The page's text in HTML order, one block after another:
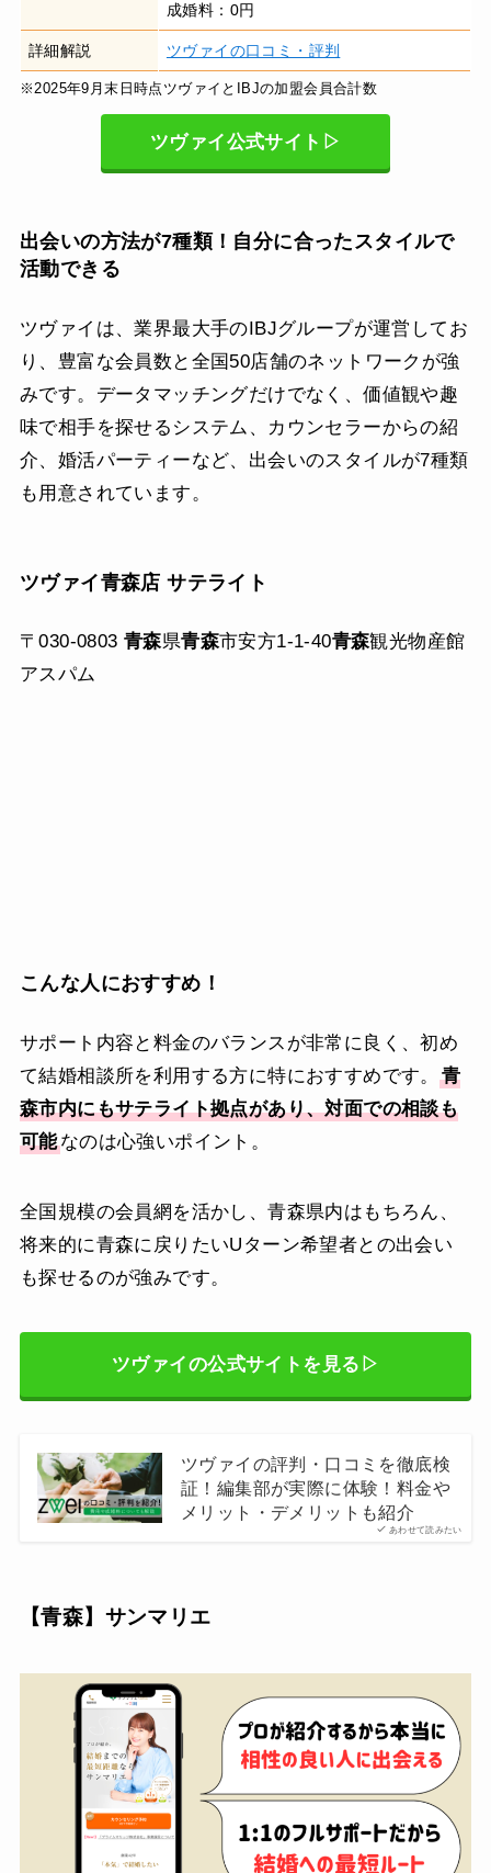
成婚料：0円
詳細解説 ツヴァイの口コミ・評判
※2025年9月末日時点ツヴァイとIBJの加盟会員合計数
ツヴァイ公式サイト▷
出会いの方法が7種類！自分に合ったスタイルで
活動できる
ツヴァイは、業界最大手のIBJグループが運営してお
り、豊富な会員数と全国50店舗のネットワークが強
みです。データマッチングだけでなく、価値観や趣
味で相手を探せるシステム、カウンセラーからの紹
介、婚活パーティーなど、出会いのスタイルが7種類
も用意されています。
ツヴァイ青森店 サテライト
〒030-0803 青森県青森市安方1-1-40青森観光物産館
アスパム
こんな人におすすめ！
サポート内容と料金のバランスが非常に良く、初め
て結婚相談所を利用する方に特におすすめです。
青
森市内にもサテライト拠点があり、対面での相談も
可能なのは心強いポイント。
全国規模の会員網を活かし、青森県内はもちろん、
将来的に青森に戻りたいUターン希望者との出会い
も探せるのが強みです。
ツヴァイの公式サイトを見る▷
あわせて読みたい
ツヴァイの評判・口コミを徹底検
証！編集部が実際に体験！料金や
メリット・デメリットも紹介
【青森】 サンマリエ